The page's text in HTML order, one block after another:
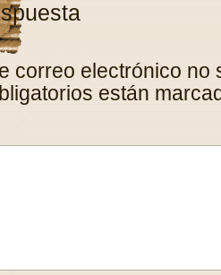
correo electrónico no
están